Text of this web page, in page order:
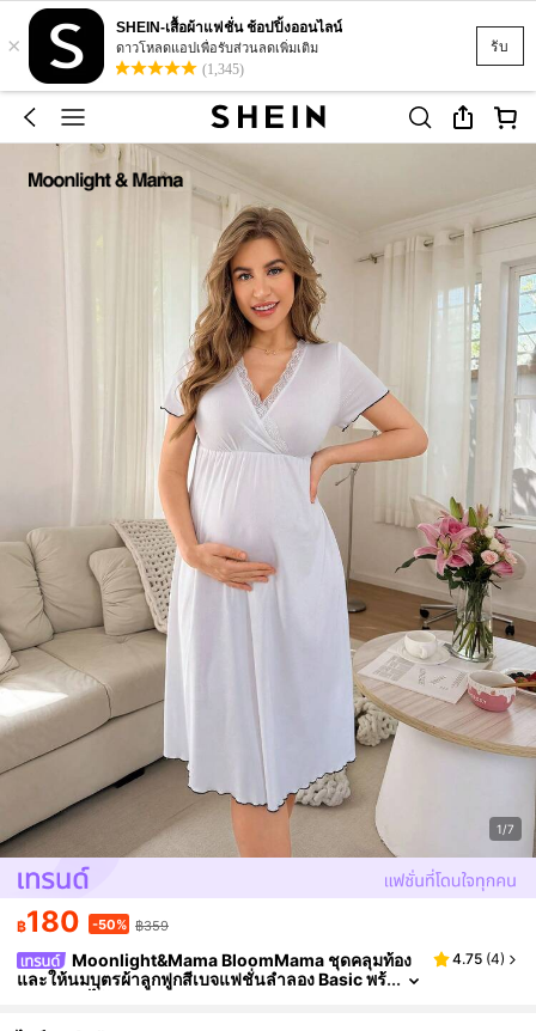
รับ
×
SHEIN-เสื้อผ้าแฟชั่น ช้อปปิ้งออนไลน์
ดาวโหลดแอปเพื่อรับส่วนลดเพิ่มเติม
(1,345)
1/7
฿180 -50% ฿359
Moonlight&Mama BloomMama ชุดคลุมท้อง
และให้นมบุตรผ้าลูกฟูกสีเบจแฟชั่นลำลอง Basic พร้
4.75 (4)